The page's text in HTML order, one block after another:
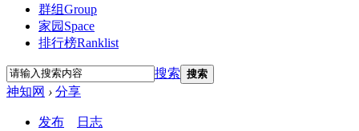
群组Group
家园 Space
排行榜Ranklist
搜索 搜索
神知网 › 分享
发布
日志